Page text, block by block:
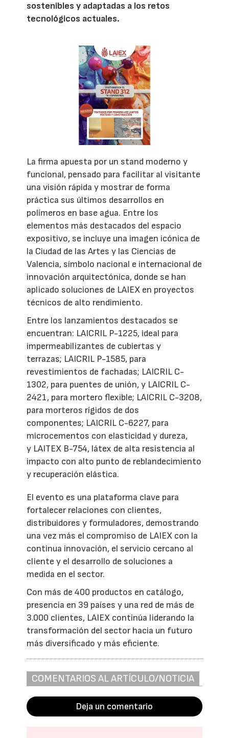
sostenibles y adaptadas a los retos
tecnológicos actuales.
La firma apuesta por un stand moderno y
funcional, pensado para facilitar al visitante
una visión rápida y mostrar de forma
práctica sus últimos desarrollos en
polímeros en base agua. Entre los
elementos más destacados del espacio
expositivo, se incluye una imagen icónica de
la Ciudad de las Artes y las Ciencias de
Valencia, símbolo nacional e internacional de
innovación arquitectónica, donde se han
aplicado soluciones de LAIEX en proyectos
técnicos de alto rendimiento.
Entre los lanzamientos destacados se
encuentran: LAICRIL P-1225, ideal para
impermeabilizantes de cubiertas y
terrazas; LAICRIL P-1585, para
revestimientos de fachadas; LAICRIL C-
1302, para puentes de unión, y LAICRIL C-
2421, para mortero flexible; LAICRIL C-3208,
para morteros rígidos de dos
componentes; LAICRIL C-6227, para
microcementos con elasticidad y dureza,
y LAITEX B-754, látex de alta resistencia al
impacto con alto punto de reblandecimiento
y recuperación elástica.
El evento es una plataforma clave para
fortalecer relaciones con clientes,
distribuidores y formuladores, demostrando
una vez más el compromiso de LAIEX con la
continua innovación, el servicio cercano al
cliente y el desarrollo de soluciones a
medida en el sector.
Con más de 400 productos en catálogo,
presencia en 39 países y una red de más de
3.000 clientes, LAIEX continúa liderando la
transformación del sector hacia un futuro
más diversificado y más eficiente.
COMENTARIOS AL ARTÍCULO/NOTICIA
Deja un comentario